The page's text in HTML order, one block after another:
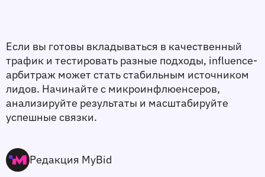
Если вы готовы вкладываться в качественный
трафик и тестировать разные подходы, influence-
арбитраж может стать стабильным источником
лидов. Начинайте с микроинфлюенсеров,
анализируйте результаты и масштабируйте
успешные связки.
Редакция MyBid